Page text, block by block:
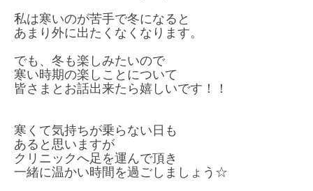
私は寒いのが苦手で冬になると
あまり外に出たくなくなります。
でも、冬も楽しみたいので
寒い時期の楽しことについて
皆さまとお話出来たら嬉しいです！！
寒くて気持ちが乗らない日も
あると思いますが
クリニックへ足を運んで頂き
一緒に温かい時間を過ごしましょう☆